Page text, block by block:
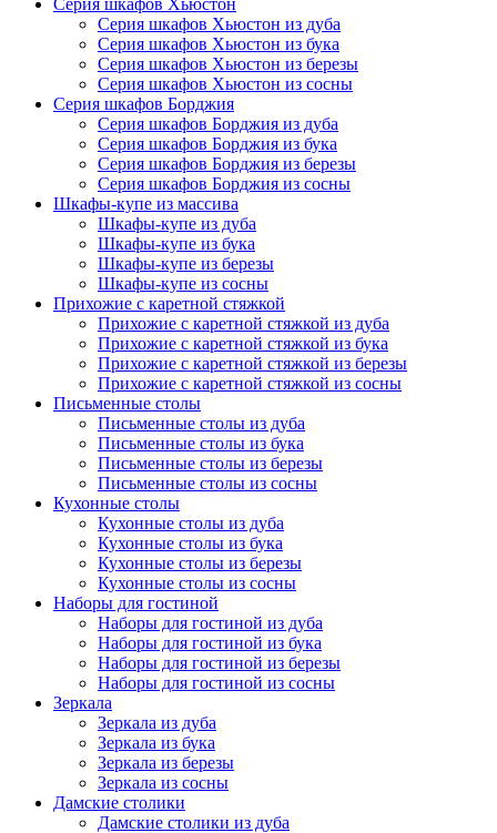
Серия шкафов Хьюстон
Серия шкафов Хьюстон из дуба
Серия шкафов Хьюстон из бука
Серия шкафов Хьюстон из березы
Серия шкафов Хьюстон из сосны
Серия шкафов Борджия
Серия шкафов Борджия из дуба
Серия шкафов Борджия из бука
Серия шкафов Борджия из березы
Серия шкафов Борджия из сосны
Шкафы-купе из массива
Шкафы-купе из дуба
Шкафы-купе из бука
Шкафы-купе из березы
Шкафы-купе из сосны
Прихожие с каретной стяжкой
Прихожие с каретной стяжкой из дуба
Прихожие с каретной стяжкой из бука
Прихожие с каретной стяжкой из березы
Прихожие с каретной стяжкой из сосны
Письменные столы
Письменные столы из дуба
Письменные столы из бука
Письменные столы из березы
Письменные столы из сосны
Кухонные столы
Кухонные столы из дуба
Кухонные столы из бука
Кухонные столы из березы
Кухонные столы из сосны
Наборы для гостиной
Наборы для гостиной из дуба
Наборы для гостиной из бука
Наборы для гостиной из березы
Наборы для гостиной из сосны
Зеркала
Зеркала из дуба
Зеркала из бука
Зеркала из березы
Зеркала из сосны
Дамские столики
Дамские столики из дуба